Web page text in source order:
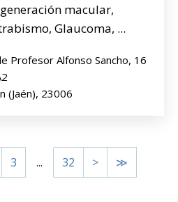
macular,
Glaucoma, ...
Profesor Alfonso Sancho, 16
(Jaén), 23006
3 ... 32 > ≫